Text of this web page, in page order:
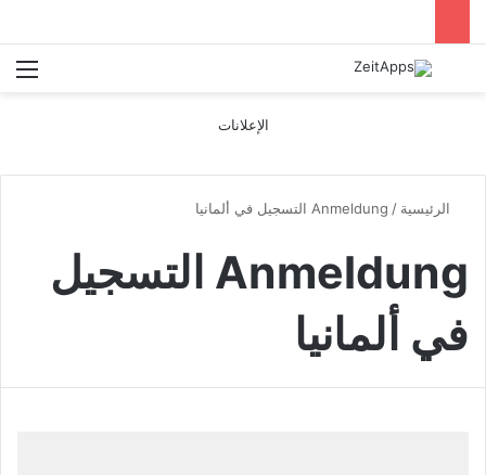
بحث عن
الإعلانات
الرئيسية / Anmeldung التسجيل في ألمانيا
Anmeldung التسجيل
في ألمانيا